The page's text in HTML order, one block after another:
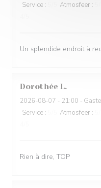
Service : Atmosfeer :
Un splendide endroit à
Dorothée L
2026-08-07 - 21:00 -
Service : Atmosfeer :
Rien à dire, TOP